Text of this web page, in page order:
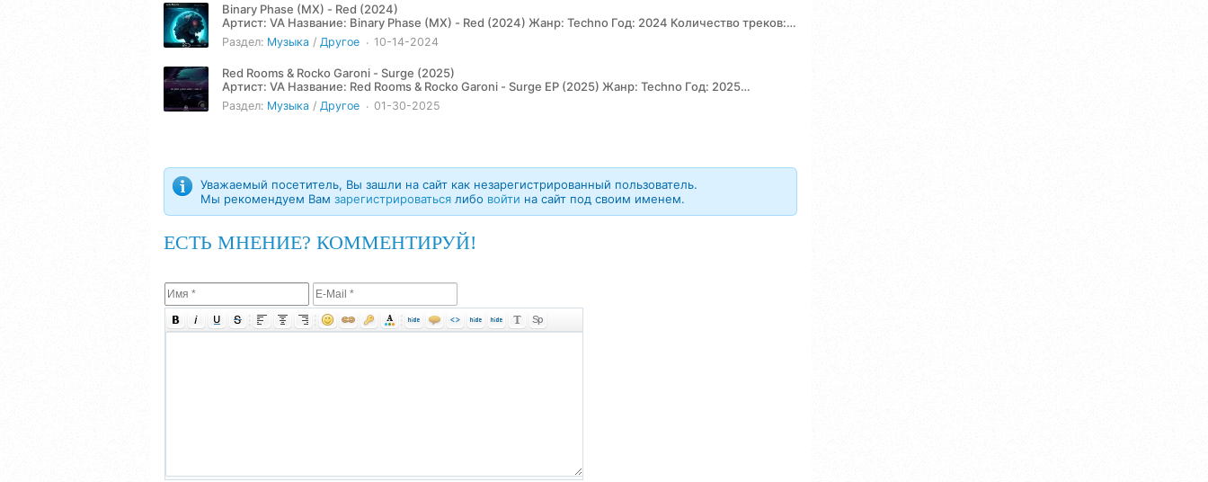
Binary Phase (MX) - Red (2024)
Артист: VA Название: Binary Phase (MX) - Red (2024) Жанр: Techno Год: 2024 Количество треков: 2
Продолжительность:...
10-14-2024
Раздел: Музыка / Другое
Red Rooms & Rocko Garoni - Surge (2025)
Артист: VA Название: Red Rooms & Rocko Garoni - Surge EP (2025) Жанр: Techno Год: 2025
Количество треков: 5...
01-30-2025
Раздел: Музыка / Другое
Уважаемый посетитель, Вы зашли на сайт как незарегистрированный пользователь.
Мы рекомендуем Вам зарегистрироваться либо войти на сайт под своим именем.
ЕСТЬ МНЕНИЕ? КОММЕНТИРУЙ!